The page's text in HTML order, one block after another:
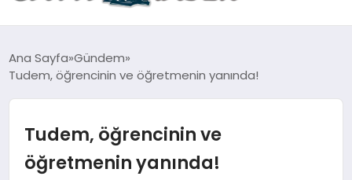
ANA SAYFA
İZMIR HABERLERI
Ana Sayfa Gündem
Tudem, öğrencinin ve öğretmenin yanında!
Tudem, öğrencinin ve
öğretmenin yanında!